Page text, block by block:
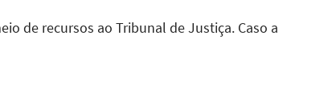
de recursos ao Tribunal de Justiça. Caso a